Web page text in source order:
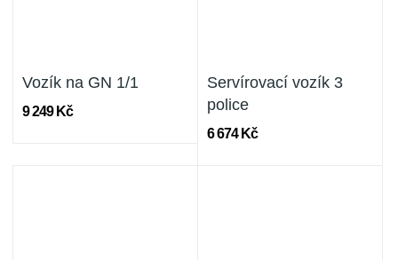
Vozík na GN 1/1
9 249 Kč
Servírovací vozík 3
police
6 674 Kč